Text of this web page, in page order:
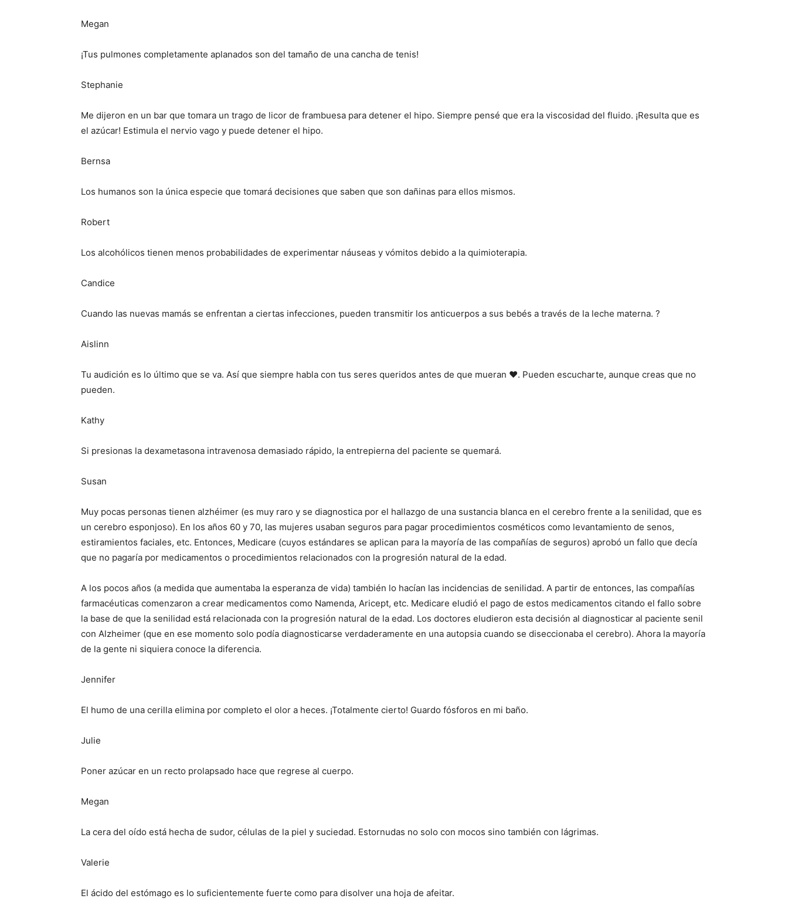
Megan
¡Tus pulmones completamente aplanados son del tamaño de una cancha de tenis!
Stephanie
Me dijeron en un bar que tomara un trago de licor de frambuesa para detener el hipo. Siempre pensé que era la viscosidad del fluido. ¡Resulta que es
el azúcar! Estimula el nervio vago y puede detener el hipo.
Bernsa
Los humanos son la única especie que tomará decisiones que saben que son dañinas para ellos mismos.
Robert
Los alcohólicos tienen menos probabilidades de experimentar náuseas y vómitos debido a la quimioterapia.
Candice
Cuando las nuevas mamás se enfrentan a ciertas infecciones, pueden transmitir los anticuerpos a sus bebés a través de la leche materna. ?
Aislinn
Tu audición es lo último que se va. Así que siempre habla con tus seres queridos antes de que mueran ❤️. Pueden escucharte, aunque creas que no
pueden.
Kathy
Si presionas la dexametasona intravenosa demasiado rápido, la entrepierna del paciente se quemará.
Susan
Muy pocas personas tienen alzhéimer (es muy raro y se diagnostica por el hallazgo de una sustancia blanca en el cerebro frente a la senilidad, que es
un cerebro esponjoso). En los años 60 y 70, las mujeres usaban seguros para pagar procedimientos cosméticos como levantamiento de senos,
estiramientos faciales, etc. Entonces, Medicare (cuyos estándares se aplican para la mayoría de las compañías de seguros) aprobó un fallo que decía
que no pagaría por medicamentos o procedimientos relacionados con la progresión natural de la edad.
A los pocos años (a medida que aumentaba la esperanza de vida) también lo hacían las incidencias de senilidad. A partir de entonces, las compañías
farmacéuticas comenzaron a crear medicamentos como Namenda, Aricept, etc. Medicare eludió el pago de estos medicamentos citando el fallo sobre
la base de que la senilidad está relacionada con la progresión natural de la edad. Los doctores eludieron esta decisión al diagnosticar al paciente senil
con Alzheimer (que en ese momento solo podía diagnosticarse verdaderamente en una autopsia cuando se diseccionaba el cerebro). Ahora la mayoría
de la gente ni siquiera conoce la diferencia.
Jennifer
El humo de una cerilla elimina por completo el olor a heces. ¡Totalmente cierto! Guardo fósforos en mi baño.
Julie
Poner azúcar en un recto prolapsado hace que regrese al cuerpo.
Megan
La cera del oído está hecha de sudor, células de la piel y suciedad. Estornudas no solo con mocos sino también con lágrimas.
Valerie
El ácido del estómago es lo suficientemente fuerte como para disolver una hoja de afeitar.